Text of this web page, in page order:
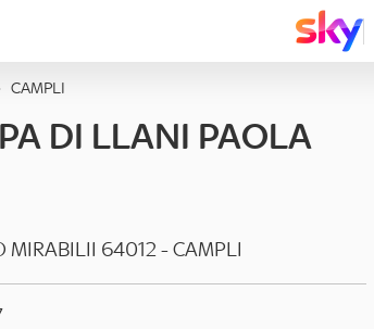
CAMPLI
DI LLANI PAOLA
MIRABILII 64012-CAMPLI